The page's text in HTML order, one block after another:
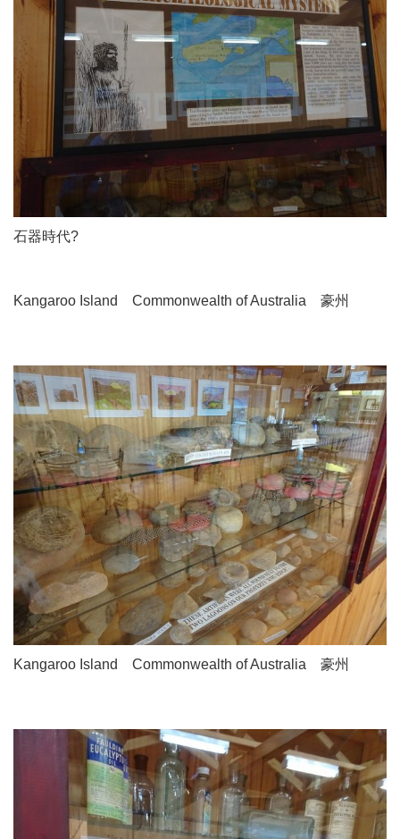
石器時代?
Kangaroo Island Commonwealth of Australia 豪州
Kangaroo Island Commonwealth of Australia 豪州